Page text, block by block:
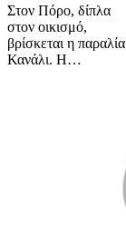
Στον Πόρο, δίπλα
στον οικισμό,
βρίσκεται η παραλία
Κανάλι. Η…